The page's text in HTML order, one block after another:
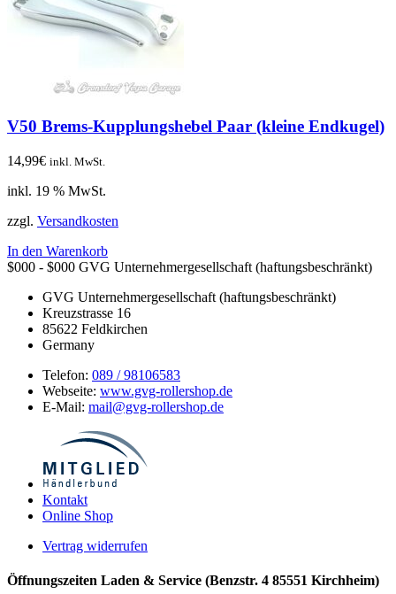
V50 Brems-Kupplungshebel Paar (kleine Endkugel)
14,99€ inkl. MwSt.
inkl. 19 % MwSt.
zzgl. Versandkosten
In den Warenkorb
$000 - $000 GVG Unternehmergesellschaft (haftungsbeschränkt)
GVG Unternehmergesellschaft (haftungsbeschränkt)
Kreuzstrasse 16
85622 Feldkirchen
Germany
Telefon: 089 / 98106583
Webseite: www.gvg-rollershop.de
E-Mail: mail@gvg-rollershop.de
Kontakt
Online Shop
Vertrag widerrufen
Öffnungszeiten Laden & Service (Benzstr. 4 85551 Kirchheim)